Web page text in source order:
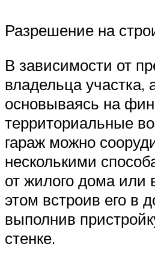
Разрешение на
В зависимости от
владельца участка,
основываясь на
территориальные
гараж можно
несколькими
от жилого дома или
этом встроив его в
выполнив
стенке.